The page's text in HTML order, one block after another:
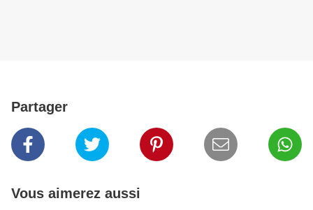
Partager
Vous aimerez aussi